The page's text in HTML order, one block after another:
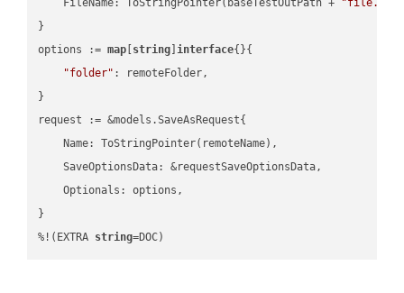
    FileName: ToStringPointer(baseTestOutPath +
}
options := map string ]interface{}{
"folder" : remoteFolder,
}
request := &models.SaveAsRequest{
    Name: ToStringPointer(remoteName),
    SaveOptionsData: &requestSaveOptionsData,
    Optionals: options,
}
%!(EXTRA string=DOC)